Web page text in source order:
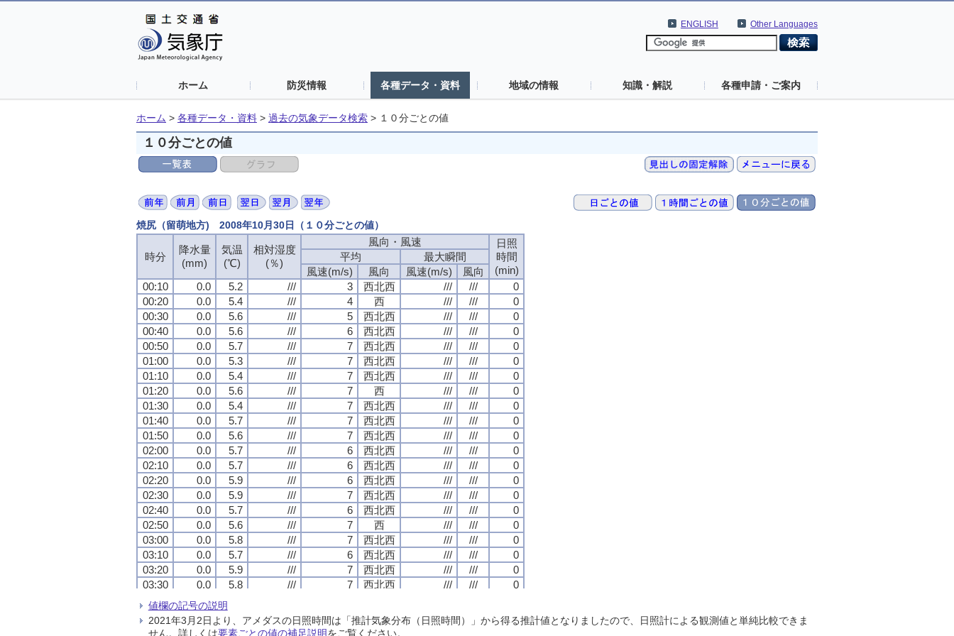
Other Languages
ENGLISH
ホーム 防災情報 各種データ・資料 地域の情報 知識・解説 各種申請・ご案内
ホーム > 各種データ・資料 > 過去の気象データ検索 > １０分ごとの値
１０分ごとの値
焼尻（留萌地方) 2008年10月30日（１０分ごとの値）
時分
降水量
(mm)
気温
(℃)
相対湿度
(％)
風向・風速
日照
時間
(min)
平均
最大瞬間
風速(m/s)
風向 風速(m/s)
風向
00:10
0.0 5.2 /// 3 西北西 /// ///
0
00:20
0.0 5.4 /// 4 西 /// ///
0
00:30
0.0 5.6 /// 5 西北西 /// ///
0
00:40
0.0 5.6 /// 6 西北西 /// ///
0
00:50
0.0 5.7 /// 7 西北西 /// ///
0
01:00
0.0 5.3 /// 7 西北西 /// ///
0
01:10
0.0 5.4 /// 7 西北西 /// ///
0
01:20
0.0 5.6 /// 7 西 /// ///
0
01:30
0.0 5.4 /// 7 西北西 /// ///
0
01:40
0.0 5.7 /// 7 西北西 /// ///
0
01:50
0.0 5.6 /// 7 西北西 /// ///
0
02:00
0.0 5.7 /// 6 西北西 /// ///
0
02:10
0.0 5.7 /// 6 西北西 /// ///
0
02:20
0.0 5.9 /// 6 西北西 /// ///
0
02:30
0.0 5.9 /// 7 西北西 /// ///
0
02:40
0.0 5.7 /// 6 西北西 /// ///
0
02:50
0.0 5.6 /// 7 西 /// ///
0
03:00
0.0 5.8 /// 7 西北西 /// ///
0
03:10
0.0 5.7 /// 6 西北西 /// ///
0
03:20
0.0 5.9 /// 7 西北西 /// ///
0
03:30
0.0 5.8 /// 7 西北西 /// ///
0
03:40
0.0
03:50
0.0 6.0 /// 7 西 ///
0
04:00
0.0 6.0 /// 7 西 /// /// 0
時分
降水量
(mm)
気温
(℃)
相対湿度
(％)
風向・風速
日照
時間
(min)
平均
最大瞬間
風速(m/s)
風向 風速(m/s)
風向
00:10
0.0 5.2 /// 3 西北西 /// ///
0
00:20
0.0 5.4 /// 4 西 /// ///
0
00:30
0.0 5.6 /// 5 西北西 /// ///
0
00:40
0.0 5.6 /// 6 西北西 /// ///
0
00:50
0.0 5.7 /// 7 西北西 /// ///
0
01:00
0.0 5.3 /// 7 西北西 /// ///
0
01:10
0.0 5.4 /// 7 西北西 /// ///
0
01:20
0.0 5.6 /// 7 西 /// ///
0
01:30
0.0 5.4 /// 7 西北西 /// ///
0
01:40
0.0 5.7 /// 7 西北西 /// ///
0
01:50
0.0 5.6 /// 7 西北西 /// ///
0
02:00
0.0 5.7 /// 6 西北西 /// ///
0
02:10
0.0 5.7 /// 6 西北西 /// ///
0
02:20
0.0 5.9 /// 6 西北西 /// ///
0
02:30
0.0 5.9 /// 7 西北西 /// ///
0
02:40
0.0 5.7 /// 6 西北西 /// ///
0
02:50
0.0 5.6 /// 7 西 /// ///
0
03:00
0.0 5.8 /// 7 西北西 /// ///
0
03:10
0.0 5.7 /// 6 西北西 /// ///
0
03:20
0.0 5.9 /// 7 西北西 /// ///
0
03:30
0.0 5.8 /// 7 西北西 /// ///
0
03:40
0.0
03:50
0.0 6.0 /// 7 西 ///
0
04:00
0.0 6.0 /// 7 西 /// /// 0
時分
降水量
(mm)
気温
(℃)
相対湿度
(％)
風向・風速
日照
時間
(min)
平均
最大瞬間
風速(m/s)
風向 風速(m/s)
風向
00:10
0.0 5.2 /// 3 西北西 /// ///
0
00:20
0.0 5.4 /// 4 西 /// ///
0
00:30
0.0 5.6 /// 5 西北西 /// ///
0
00:40
0.0 5.6 /// 6 西北西 /// ///
0
00:50
0.0 5.7 /// 7 西北西 /// ///
0
01:00
0.0 5.3 /// 7 西北西 /// ///
0
01:10
0.0 5.4 /// 7 西北西 /// ///
0
01:20
0.0 5.6 /// 7 西 /// ///
0
01:30
0.0 5.4 /// 7 西北西 /// ///
0
01:40
0.0 5.7 /// 7 西北西 /// ///
0
01:50
0.0 5.6 /// 7 西北西 /// ///
0
02:00
0.0 5.7 /// 6 西北西 /// ///
0
02:10
0.0 5.7 /// 6 西北西 /// ///
0
02:20
0.0 5.9 /// 6 西北西 /// ///
0
02:30
0.0 5.9 /// 7 西北西 /// ///
0
02:40
0.0 5.7 /// 6 西北西 /// ///
0
02:50
0.0 5.6 /// 7 西 /// ///
0
03:00
0.0 5.8 /// 7 西北西 /// ///
0
03:10
0.0 5.7 /// 6 西北西 /// ///
0
03:20
0.0 5.9 /// 7 西北西 /// ///
0
03:30
0.0 5.8 /// 7 西北西 /// ///
0
03:40
0.0
03:50
0.0 6.0 /// 7 西 ///
0
04:00
0.0 6.0 /// 7 西 /// /// 0
時分
降水量
(mm)
気温
(℃)
相対湿度
(％)
風向・風速
日照
時間
(min)
平均
最大瞬間
風速(m/s)
風向 風速(m/s)
風向
00:10
0.0 5.2 /// 3 西北西 /// ///
0
00:20
0.0 5.4 /// 4 西 /// ///
0
00:30
0.0 5.6 /// 5 西北西 /// ///
0
00:40
0.0 5.6 /// 6 西北西 /// ///
0
00:50
0.0 5.7 /// 7 西北西 /// ///
0
01:00
0.0 5.3 /// 7 西北西 /// ///
0
01:10
0.0 5.4 /// 7 西北西 /// ///
0
01:20
0.0 5.6 /// 7 西 /// ///
0
01:30
0.0 5.4 /// 7 西北西 /// ///
0
01:40
0.0 5.7 /// 7 西北西 /// ///
0
01:50
0.0 5.6 /// 7 西北西 /// ///
0
02:00
0.0 5.7 /// 6 西北西 /// ///
0
02:10
0.0 5.7 /// 6 西北西 /// ///
0
02:20
0.0 5.9 /// 6 西北西 /// ///
0
02:30
0.0 5.9 /// 7 西北西 /// ///
0
02:40
0.0 5.7 /// 6 西北西 /// ///
0
02:50
0.0 5.6 /// 7 西 /// ///
0
03:00
0.0 5.8 /// 7 西北西 /// ///
0
03:10
0.0 5.7 /// 6 西北西 /// ///
0
03:20
0.0 5.9 /// 7 西北西 /// ///
0
03:30
0.0 5.8 /// 7 西北西 /// ///
0
03:40
0.0
03:50
0.0 6.0 /// 7 西 ///
0
04:00
0.0 6.0 /// 7 西 /// /// 0
値欄の記号の説明
2021年3月2日より、アメダスの日照時間は「推計気象分布（日照時間）」から得る推計値となりましたので、日照計による観測値と単純比較できま
せん。詳しくは要素ごとの値の補足説明をご覧ください。